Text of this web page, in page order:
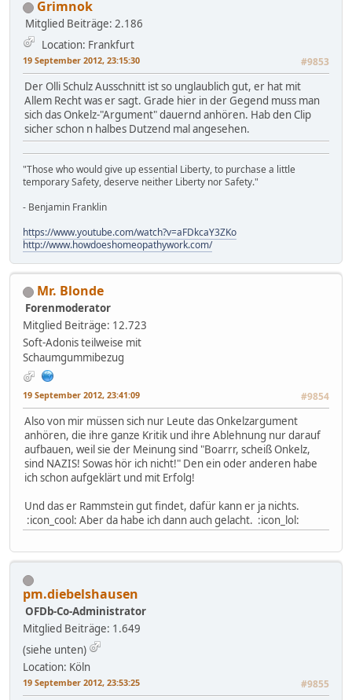
Grimnok
Mitglied Beiträge: 2.186
Location: Frankfurt
19 September 2012, 23:15:30 #9853
Der Olli Schulz Ausschnitt ist so unglaublich gut, er hat mit
Allem Recht was er sagt. Grade hier in der Gegend muss man
sich das Onkelz-"Argument" dauernd anhören. Hab den Clip
sicher schon n halbes Dutzend mal angesehen.
"Those who would give up essential Liberty, to purchase a little
temporary Safety, deserve neither Liberty nor Safety."
- Benjamin Franklin
https://www.youtube.com/watch?v=aFDkcaY3ZKo
http://www.howdoeshomeopathywork.com/
Mr. Blonde
Forenmoderator
Mitglied Beiträge: 12.723
Soft-Adonis teilweise mit
Schaumgummibezug
19 September 2012, 23:41:09 #9854
Also von mir müssen sich nur Leute das Onkelzargument
anhören, die ihre ganze Kritik und ihre Ablehnung nur darauf
aufbauen, weil sie der Meinung sind "Boarrr, scheiß Onkelz,
sind NAZIS! Sowas hör ich nicht!" Den ein oder anderen habe
ich schon aufgeklärt und mit Erfolg!
Und das er Rammstein gut findet, dafür kann er ja nichts.
:icon_cool: Aber da habe ich dann auch gelacht. :icon_lol:
pm.diebelshausen
OFDb-Co-Administrator
Mitglied Beiträge: 1.649
(siehe unten)
Location: Köln
19 September 2012, 23:53:25 #9855